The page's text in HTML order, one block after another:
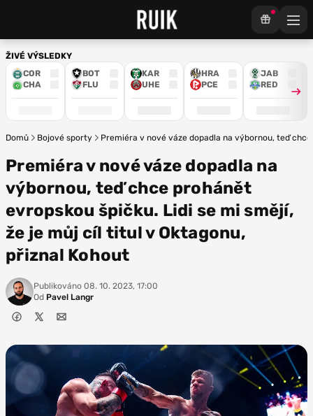
ŽIVÉ VÝSLEDKY
COR
CHA
BOT
FLU
KAR
UHE
HRA
PCE
JAB
RED
Domů Bojové sporty Premiéra v nové váze dopadla na výbornou, teď
Premiéra v nové váze dopadla na
výbornou, teď chce prohánět
evropskou špičku. Lidi se mi smějí,
že je můj cíl titul v Oktagonu,
přiznal Kohout
Publikováno 08. 10. 2023, 17:00
Od Pavel Langr